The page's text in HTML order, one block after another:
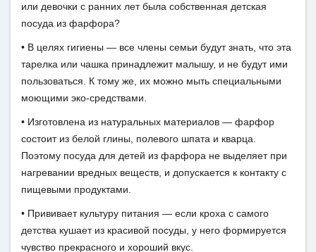
или девочки с ранних лет была собственная детская
посуда из фарфора?
• В целях гигиены — все члены семьи будут знать, что эта
тарелка или чашка принадлежит малышу, и не будут ими
пользоваться. К тому же, их можно мыть специальными
моющими эко-средствами.
• Изготовлена из натуральных материалов — фарфор
состоит из белой глины, полевого шпата и кварца.
Поэтому посуда для детей из фарфора не выделяет при
нагревании вредных веществ, и допускается к контакту с
пищевыми продуктами.
• Прививает культуру питания — если кроха с самого
детства кушает из красивой посуды, у него формируется
чувство прекрасного и хороший вкус.